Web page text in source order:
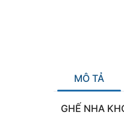
MÔ TẢ
GHẾ NHA